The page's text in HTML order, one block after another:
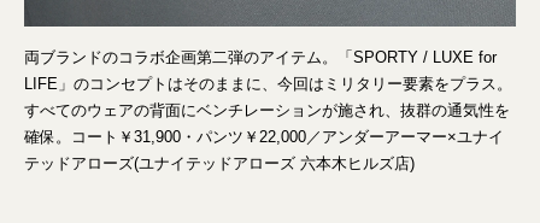
両ブランドのコラボ企画第二弾のアイテム。「SPORTY / LUXE for
LIFE」のコンセプトはそのままに、今回はミリタリー要素をプラス。
すべてのウェアの背面にベンチレーションが施され、抜群の通気性を
確保。コート￥31,900・パンツ￥22,000／アンダーアーマー×ユナイ
テッドアローズ(ユナイテッドアローズ 六本木ヒルズ店)